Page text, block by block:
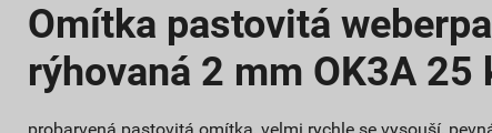
Omítka pastovitá
rýhovaná 2 mm OK3A 25